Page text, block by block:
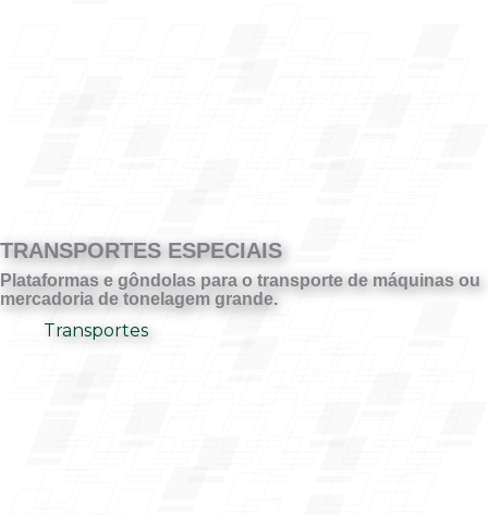
TRANSPORTES ESPECIAIS
Plataformas e gôndolas para o transporte de máquinas ou
mercadoria de tonelagem grande.
Transportes